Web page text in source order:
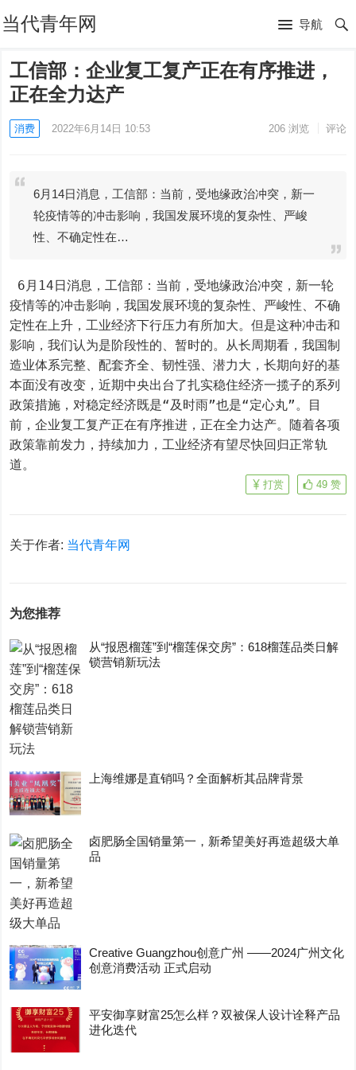
当代青年网 导航
工信部：企业复工复产正在有序推进，
正在全力达产
消费 2022年6月14日 10:53 206浏览 评论
6月14日消息，工信部：当前，受地缘政治冲突，新一
轮疫情等的冲击影响，我国发展环境的复杂性、严峻
性、不确定性在…
疫情等的冲击影响，我国发展环境的复杂性、严峻性、不确
定性在上升，工业经济下行压力有所加大。但是这种冲击和
影响，我们认为是阶段性的、暂时的。从长周期看，我国制
造业体系完整、配套齐全、韧性强、潜力大，长期向好的基
本面没有改变，近期中央出台了扎实稳住经济一揽子的系列
政策措施，对稳定经济既是“及时雨”也是“定心丸”。目
前，企业复工复产正在有序推进，正在全力达产。随着各项
政策靠前发力，持续加力，工业经济有望尽快回归正常轨
道。
49 赞
打赏
关于作者: 当代青年网
为您推荐
从“报恩榴莲”到“榴莲保交房”：618榴莲品类日解
锁营销新玩法
上海维娜是直销吗？全面解析其品牌背景
卤肥肠全国销量第一，新希望美好再造超级大单
品
Creative Guangzhou创意广州 ——2024广州文化
创意消费活动 正式启动
平安御享财富25怎么样？双被保人设计诠释产品
进化迭代